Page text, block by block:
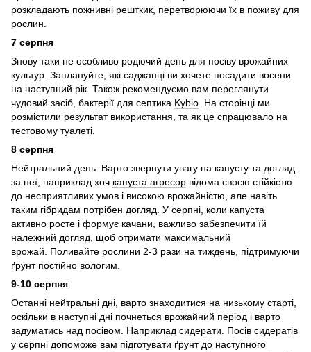
розкладають пожнивні решткик, перетворюючи їх в поживу для
рослин.
7 серпня
Знову таки не особливо родючий день для посіву врожайних
культур. Заплануйте, які саджанці ви хочете посадити восени
на наступний рік. Також рекомендуємо вам переглянути
чудовий засіб, бактерії для септика Kybio. На сторінці ми
розмістили результат використання, та як це спрацювало на
тестовому туалеті.
8 серпня
Нейтральний день. Варто звернути увагу на капусту та догляд
за неї, наприклад хоч капуста агресор відома своєю стійкістю
до несприятливих умов і високою врожайністю, але навіть
таким гібридам потрібен догляд. У серпні, коли капуста
активно росте і формує качани, важливо забезпечити їй
належний догляд, щоб отримати максимальний
врожай. Поливайте рослини 2-3 рази на тиждень, підтримуючи
ґрунт постійно вологим.
9-10 серпня
Останні нейтральні дні, варто знаходитися на низькому старті,
оскільки в наступні дні почнеться врожайний період і варто
задуматись над посівом. Наприклад сидерати. Посів сидератів
у серпні допоможе вам підготувати ґрунт до наступного